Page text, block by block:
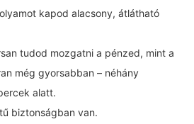
kapod alacsony, átlátható
tudod mozgatni a pénzed, mint a
még gyorsabban – néhány
alatt.
biztonságban van.